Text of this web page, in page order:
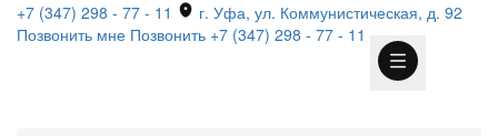
+7 (347) 298 - 77 - 11
г. Уфа, ул. Коммунистическая, д. 92
Позвонить мне Позвонить +7 (347) 298 - 77 - 11